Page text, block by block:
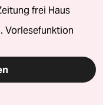
frei Haus
Vorlesefunktion